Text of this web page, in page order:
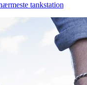
tankstation